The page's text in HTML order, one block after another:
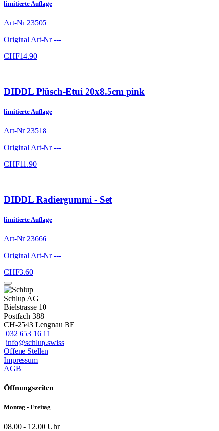
limitierte Auflage
Art-Nr 23505
Original Art-Nr---
CHF14.90
DIDDL Plüsch-Etui 20x8.5cm pink
limitierte Auflage
Art-Nr 23518
Original Art-Nr---
CHF11.90
DIDDL Radiergummi - Set
limitierte Auflage
Art-Nr 23666
Original Art-Nr---
CHF3.60
Schlup AG
Bielstrasse 10
Postfach 388
CH-2543 Lengnau BE
032 653 16 11
info@schlup.swiss
Offene Stellen
Impressum
AGB
Öffnungszeiten
Montag - Freitag
08.00 - 12.00 Uhr